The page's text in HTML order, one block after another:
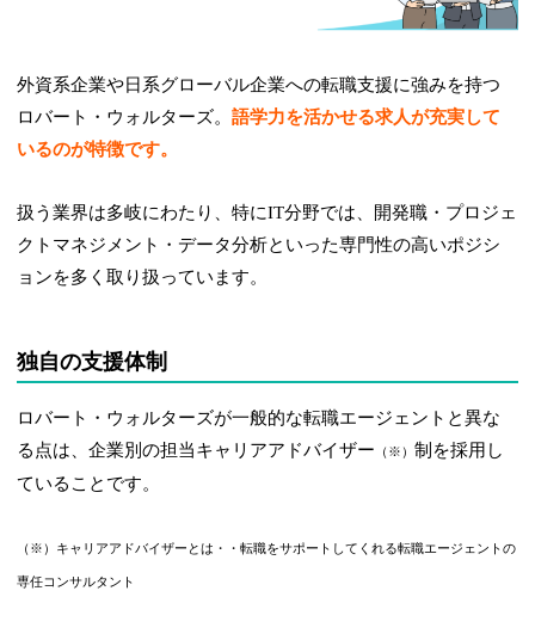
外資系企業や日系グローバル企業への転職支援に強みを持つ
ロバート・ウォルターズ。語学力を活かせる求人が充実して
いるのが特徴です。
扱う業界は多岐にわたり、特にIT分野では、開発職・プロジェ
クトマネジメント・データ分析といった専門性の高いポジシ
ョンを多く取り扱っています。
独自の支援体制
ロバート・ウォルターズが一般的な転職エージェントと異な
る点は、企業別の担当キャリアアドバイザー （※）制を採用し
ていることです。
（※）キャリアアドバイザーとは・・転職をサポートしてくれる転職エージェントの
専任コンサルタント